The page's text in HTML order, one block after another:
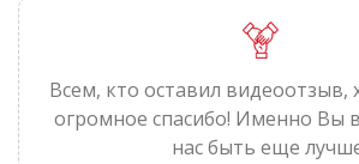
Всем, кто оставил видеоотзыв,
огромное спасибо! Именно Вы
нас быть еще